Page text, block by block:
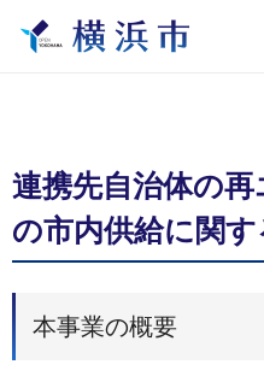
連携先自治体の
の市内供給に関
本事業の概要